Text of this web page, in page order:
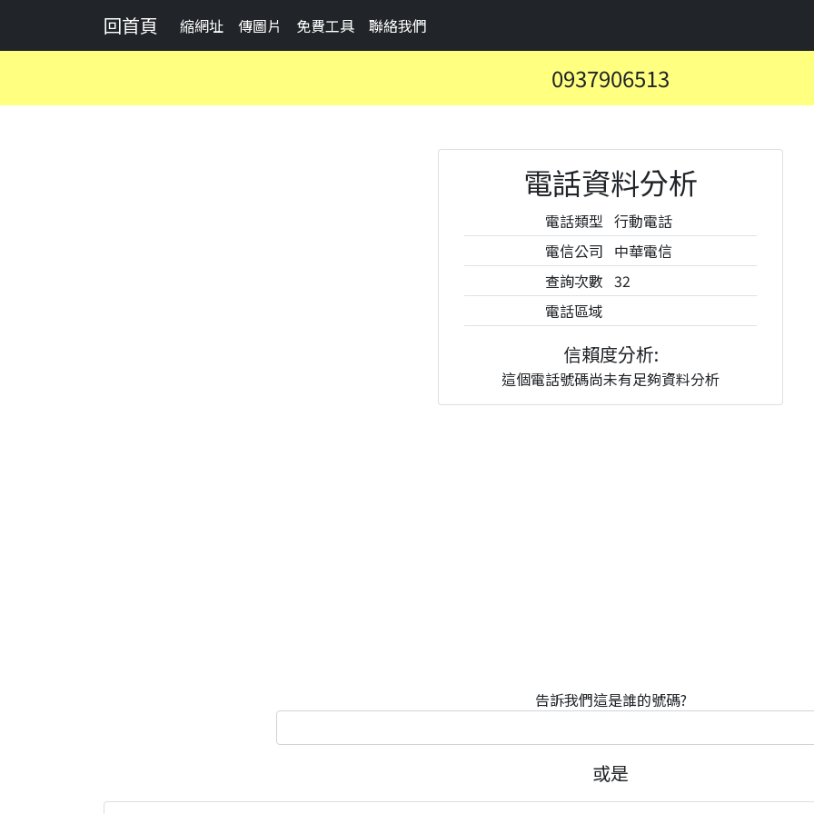
回首頁 縮網址 傳圖片 免費工具 聯絡我們
0937906513
電話資料分析
電話類型 行動電話
電信公司 中華電信
查詢次數 32
電話區域
信賴度分析:
這個電話號碼尚未有足夠資料分析
告訴我們這是誰的號碼?
或是